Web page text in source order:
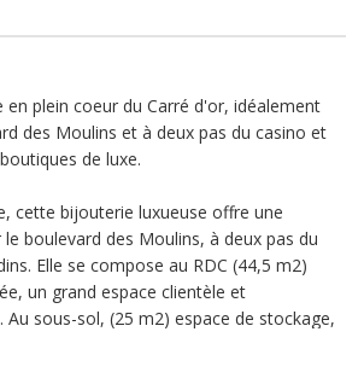
en plein coeur du Carré d'or, idéalement
des Moulins et à deux pas du casino et
de luxe.
cette bijouterie luxueuse offre une
boulevard des Moulins, à deux pas du
Elle se compose au RDC (44,5 m2)
un grand espace clientèle et
Au sous-sol, (25 m2) espace de stockage,
Bail 3/6/9 Loyer 5 316 euros + TVA et
/ mois